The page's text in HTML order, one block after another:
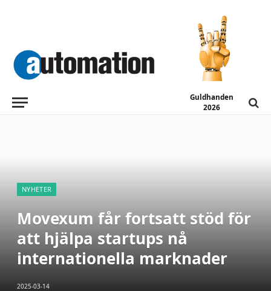
Guldhanden
2026
NYHETER
Movexum får fortsatt stöd för
att hjälpa startups nå
internationella marknader
2025-03-14